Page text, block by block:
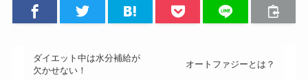
ダイエット中は水分補給が
欠かせない！
オートファジーとは？